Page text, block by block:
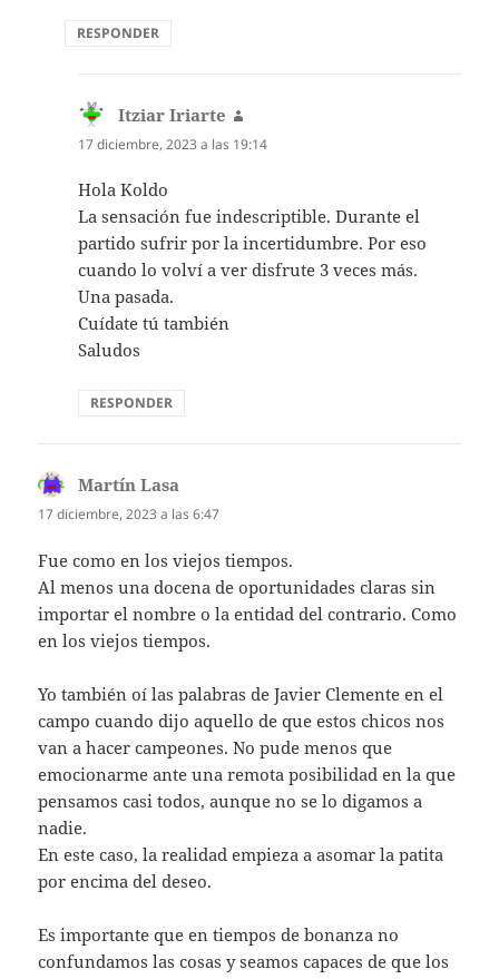
RESPONDER
Itziar Iriarte
17 diciembre, 2023 a las 19:14
Hola Koldo
La sensación fue indescriptible. Durante el
partido sufrir por la incertidumbre. Por eso
cuando lo volví a ver disfrute 3 veces más.
Una pasada.
Cuídate tú también
Saludos
RESPONDER
Martín Lasa
17 diciembre, 2023 a las 6:47
Fue como en los viejos tiempos.
Al menos una docena de oportunidades claras sin
importar el nombre o la entidad del contrario. Como
en los viejos tiempos.
Yo también oí las palabras de Javier Clemente en el
campo cuando dijo aquello de que estos chicos nos
van a hacer campeones. No pude menos que
emocionarme ante una remota posibilidad en la que
pensamos casi todos, aunque no se lo digamos a
nadie.
En este caso, la realidad empieza a asomar la patita
por encima del deseo.
Es importante que en tiempos de bonanza no
confundamos las cosas y seamos capaces de que los